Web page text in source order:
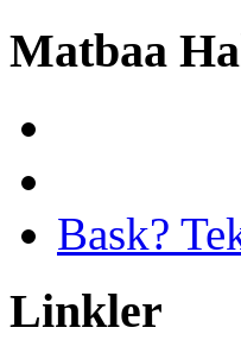
Matbaa
Bask?
Linkler